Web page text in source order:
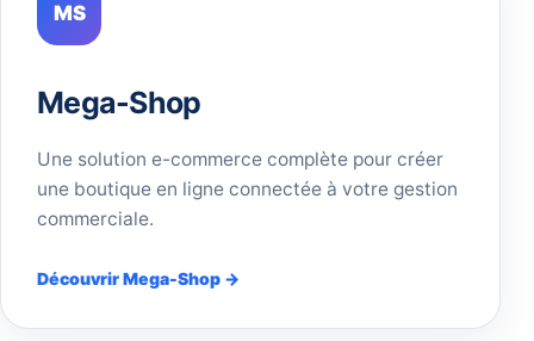
MS
Mega-Shop
Une solution e-commerce complète pour créer
une boutique en ligne connectée à votre gestion
commerciale.
Découvrir Mega-Shop →